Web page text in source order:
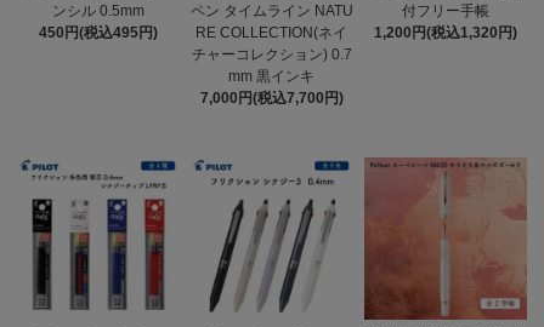
ンシル 0.5mm
450円(税込495円)
ペン タイムライン NATU
RE COLLECTION(ネイ
チャーコレクション) 0.7
mm 黒インキ
7,000円(税込7,700円)
付フリー手帳
1,200円(税込1,320円)